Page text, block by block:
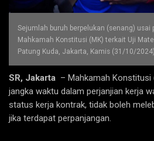
Sejumlah buruh berpelukan (senang) usai
Mahkamah Konstitusi (MK) terkait Uji
Patung Kuda, Jakarta, Kamis (31/10/
SR, Jakarta – Mahkamah
jangka waktu dalam perjanjian kerja
status kerja kontrak, tidak boleh
jika terdapat perpanjangan.